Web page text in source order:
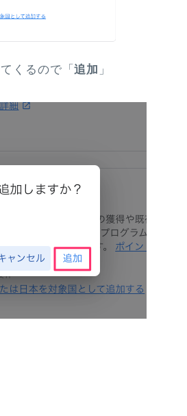
くるので「追加 」